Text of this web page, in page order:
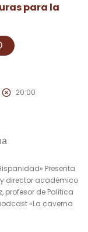
para la
20:00
Presenta
y director académico
profesor de Política
«La caverna